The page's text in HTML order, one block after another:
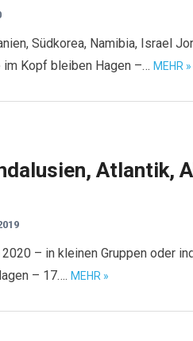
Südkorea, Namibia, Israel
im Kopf bleiben Hagen –… MEHR »
Atlantik,
– in kleinen Gruppen oder
– 17…. MEHR »